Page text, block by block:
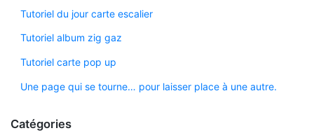
Tutoriel du jour carte escalier
Tutoriel album zig gaz
Tutoriel carte pop up
Une page qui se tourne… pour laisser place à une autre.
Catégories